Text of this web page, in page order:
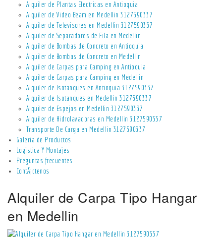
Alquiler de Plantas Electricas en Antioquia
Alquiler de Video Beam en Medellin 3127590337
Alquiler de Televisores en Medellin 3127590337
Alquiler de Separadores de Fila en Medellin
Alquiler de Bombas de Concreto en Antioquia
Alquiler de Bombas de Concreto en Medellin
Alquiler de Carpas para Camping en Antioquia
Alquiler de Carpas para Camping en Medellin
Alquiler de Isotanques en Antioquia 3127590337
Alquiler de Isotanques en Medellin 3127590337
Alquiler de Espejos en Medellin 3127590337
Alquiler de Hidrolavadoras en Medellin 3127590337
Transporte De Carga en Medellin 3127590337
Galeria de Productos
Logistica Y Montajes
Preguntas frecuentes
ContÃ¡ctenos
Alquiler de Carpa Tipo Hangar
en Medellin